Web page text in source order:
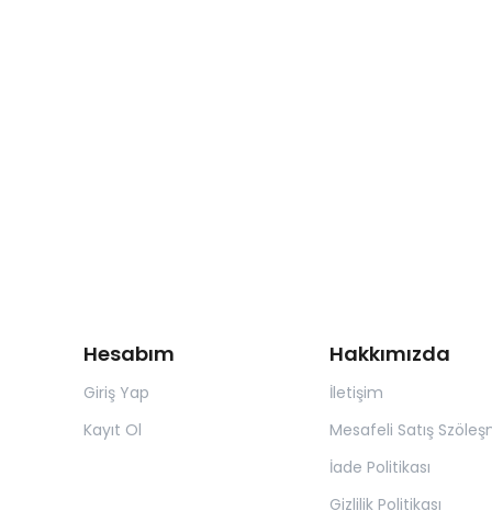
Hesabım
Giriş Yap
Kayıt Ol
Hakkımızda
İletişim
Mesafeli Satış
İade Politikası
Gizlilik Politikası